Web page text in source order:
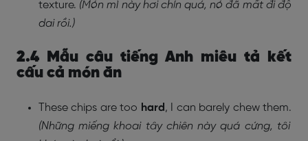
texture. (Món mì này hơi chín quá, nó đã mất đi độ
dai rồi.)
2.4 Mẫu câu tiếng Anh miêu tả kết
cấu cả món ăn
These chips are too hard, I can barely chew them.
(Những miếng khoai tây chiên này quá cứng, tôi